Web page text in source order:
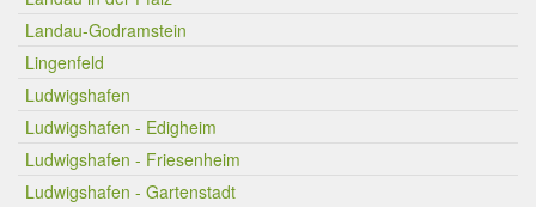
Landau-Godramstein
Lingenfeld
Ludwigshafen
Ludwigshafen - Edigheim
Ludwigshafen - Friesenheim
Ludwigshafen - Gartenstadt